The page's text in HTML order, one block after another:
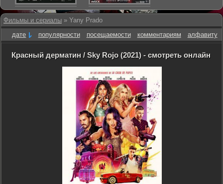
Фильмы и сериалы » Yany Prado
дате
популярности посещаемости комментариям алфавиту
Красный дерматин / Sky Rojo (2021) - смотреть онлайн